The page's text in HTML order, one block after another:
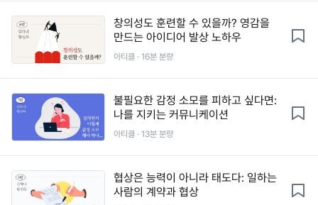
창의성도 훈련할 수 있을까? 영감을
만드는 아이디어 발상 노하우
아티클 · 16분 분량
불필요한 감정 소모를 피하고 싶다면:
나를 지키는 커뮤니케이션
아티클 · 13분 분량
협상은 능력이 아니라 태도다: 일하는
사람의 계약과 협상